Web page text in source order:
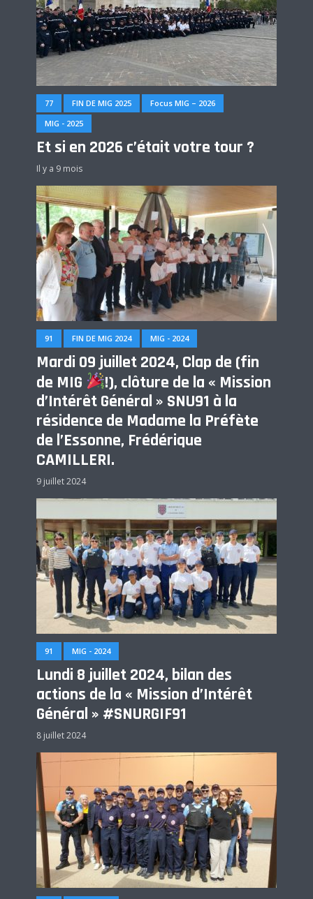
77 FIN DE MIG 2025
Focus MIG – 2026
MIG - 2025
Et si en 2026 c’était votre tour ?
Il y a 9 mois
91 FIN DE MIG 2024 MIG - 2024
Mardi 09 juillet 2024, Clap de (fin
de MIG
!), clôture de la « Mission
d’Intérêt Général » SNU91 à la
résidence de Madame la Préfète
de l’Essonne, Frédérique
CAMILLERI.
9 juillet 2024
91 MIG - 2024
Lundi 8 juillet 2024, bilan des
actions de la « Mission d’Intérêt
Général » #SNURGIF91
8 juillet 2024